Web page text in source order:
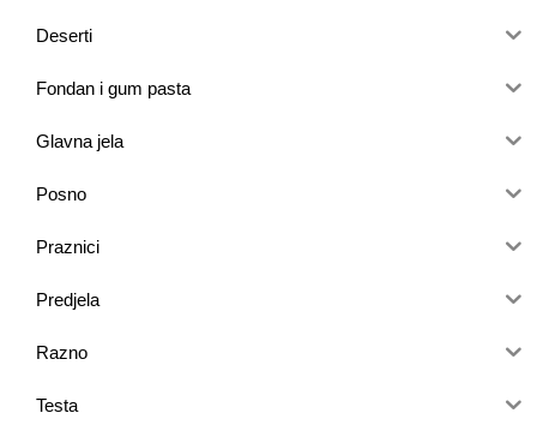
Deserti
Fondan i gum pasta
Glavna jela
Posno
Praznici
Predjela
Razno
Testa